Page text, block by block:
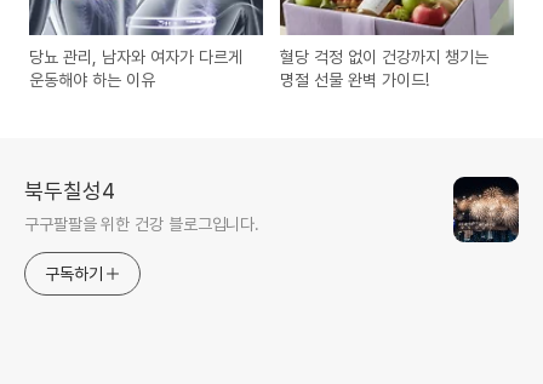
당뇨 관리, 남자와 여자가 다르게
운동해야 하는 이유
혈당 걱정 없이 건강까지 챙기는
명절 선물 완벽 가이드!
북두칠성4
구구팔팔을 위한 건강 블로그입니다.
구독하기